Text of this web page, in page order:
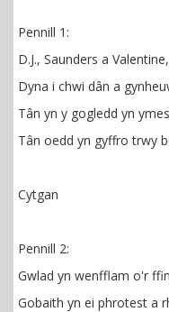
Pennill 1:
D.J., Saunders a Valentine,
Dyna i chwi dân a
Tân yn y gogledd yn
Tân oedd yn gyffro trwy
Cytgan
Pennill 2:
Gwlad yn wenfflam o'r
Gobaith yn ei phrotest a